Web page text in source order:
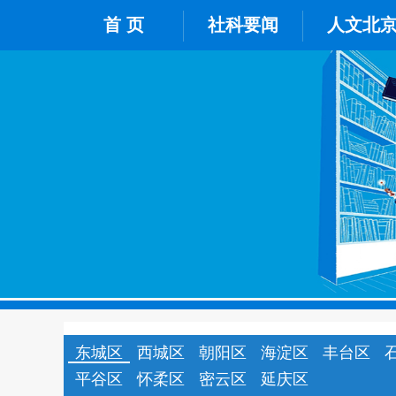
首 页 社科要闻 人文北
东城区 西城区 朝阳区 海淀区 丰台区
平谷区
怀柔区 密云区 延庆区